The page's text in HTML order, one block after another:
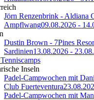
Jörn Renzenbrink - Aldiana
Ampflwang09.08.2026 -
Dustin Brown - 7Pines
Sardinien13.08.2026 -
Inseln
Padel-Campwochen mit
Club Fuerteventura
Padel-Campwochen mit